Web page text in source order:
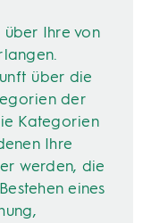
über Ihre von
über die
der
Kategorien
Ihre
werden, die
eines